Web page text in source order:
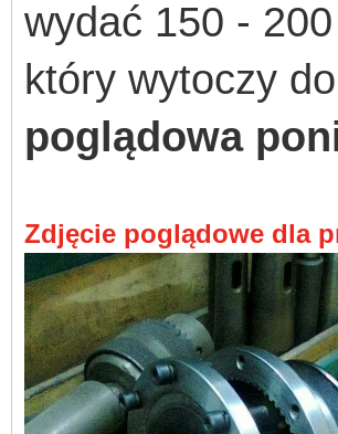
wydać 150 -
który wytoczy
poglądowa
Zdjęcie poglądowe dla